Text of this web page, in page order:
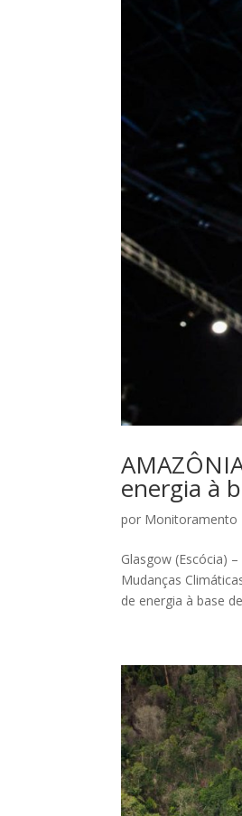
energia à
por Monitoramento
Glasgow (Escócia)
Mudanças
de energia à base